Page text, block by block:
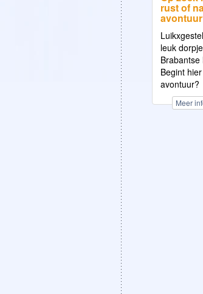
rust of
leuk
Brabantse
Begint
avontuur?
Meer